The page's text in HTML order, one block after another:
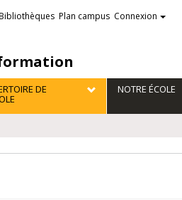
Plan campus Connexion
DE NOTRE ÉCOLE